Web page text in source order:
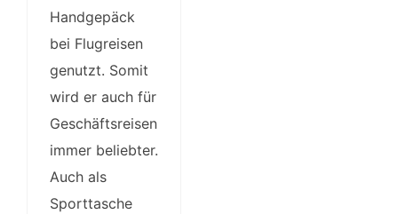
Handgepäck
bei Flugreisen
genutzt. Somit
wird er auch für
Geschäftsreisen
immer beliebter.
Auch als
Sporttasche